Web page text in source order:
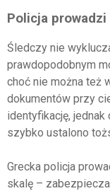
Policja
Śledczy nie
prawdopodobnym
choć nie można też
dokumentów przy
identyfikację,
szybko ustalono
Grecka policja
skalę –